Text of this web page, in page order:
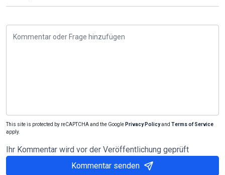
This site is protected by reCAPTCHA and the Google Privacy Policyand Terms of Service
apply.
Ihr Kommentar wird vor der Veröffentlichung geprüft
Kommentar senden